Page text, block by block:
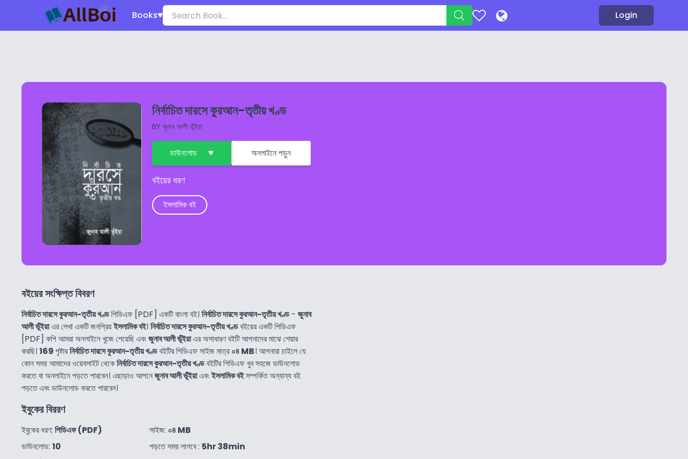
Books Login
নির্বাচিত দারসে কুরআন-তৃতীয় খণ্ড
BY জুনাব আলী ভূঁইয়া
ডাউনলোড অনলাইনে পড়ুন
বইয়ের ধরণ
ইসলামিক বই
বইয়ের সংক্ষিপ্ত বিবরণ
নির্বাচিত দারসে কুরআন-তৃতীয় খণ্ডপিডিএফ [PDF] একটি বাংলা বই। নির্বাচিত দারসে কুরআন-তৃতীয় খণ্ড- জুনাব
আলী ভূঁইয়াএর লেখা একটি জনপ্রিয়ইসলামিক বই। নির্বাচিত দারসে কুরআন-তৃতীয় খণ্ডবইয়ের একটি পিডিএফ
[PDF] কপি আমরা অনলাইনে খুজে পেয়েছি এবংজুনাব আলী ভূঁইয়াএর অসাধারণ বইটি আপনাদের মাঝে শেয়ার
করছি। 169পৃষ্টারনির্বাচিত দারসে কুরআন-তৃতীয় খণ্ডবইটির পিডিএফ সাইজ মাত্র০৪ MB। আপনারা চাইলে যে
কোন সময় আমাদের ওয়েবসাইট থেকেনির্বাচিত দারসে কুরআন-তৃতীয় খণ্ডবইটির পিডিএফ খুব সহজে ডাউনলোড
করতে বা অনলাইনে পড়তে পারবেন। এছাড়াও আপনেজুনাব আলী ভূঁইয়াএবংইসলামিক বইসম্পর্কিত অন্যান্য বই
পড়তে এবং ডাউনলোড করতে পারবেন।
ইবুকের বিররণ
ইবুকের ধরণ: পিডিএফ (PDF)
ডাউনলোড: 10
সাইজ: ০৪ MB
পড়তে সময় লাগবে : 5hr 38min